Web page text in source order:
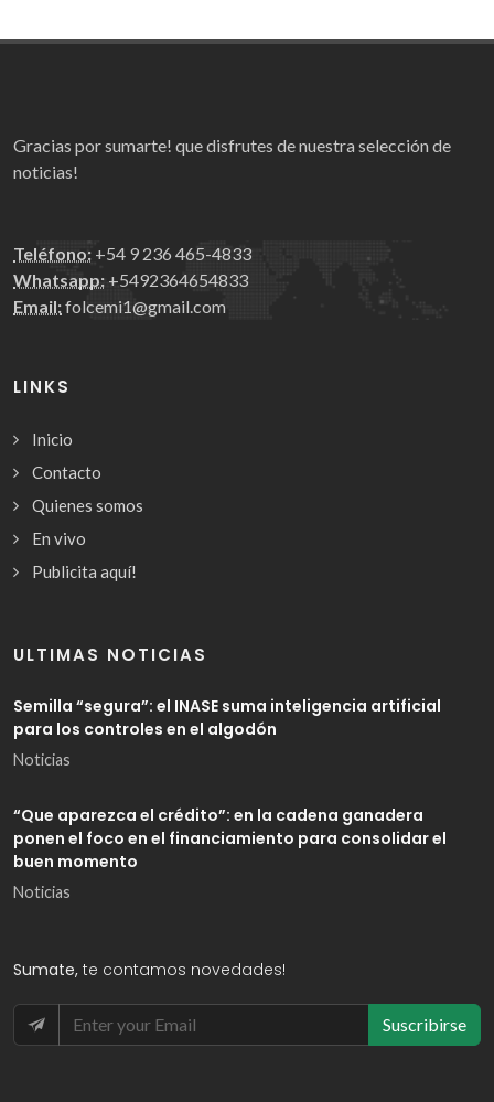
Gracias por sumarte! que disfrutes de nuestra selección de
noticias!
Teléfono: +54 9 236 465-4833
Whatsapp: +5492364654833
Email:folcemi1@gmail.com
LINKS
Inicio
Contacto
Quienes somos
En vivo
Publicita aquí!
ULTIMAS NOTICIAS
Semilla “segura”: el INASE suma inteligencia artificial
para los controles en el algodón
Noticias
“Que aparezca el crédito”: en la cadena ganadera
ponen el foco en el financiamiento para consolidar el
buen momento
Noticias
Sumate, te contamos novedades!
Suscribirse